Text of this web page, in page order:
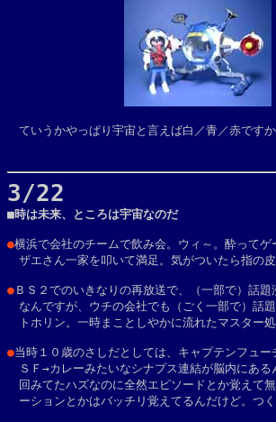
ていうかやっぱり宇宙と言えば白／青／赤です
3/22
■時は未来、ところは宇宙なのだ
●横浜で会社のチームで飲み会。ウィ～。酔ってゲ
ザエさん一家を叩いて満足。気がついたら指の皮
● ＢＳ２でのいきなりの再放送で、（一部で）話題
なんですが、ウチの会社でも（ごく一部で）話
トホリン。一時まことしやかに流れたマスター
●当時１０歳のさしだとしては、キャプテンフュ
ＳＦ→カレーみたいなシナプス連結が脳内にある
回みてたハズなのに全然エピソードとか覚えて
ーションとかはバッチリ覚えてるんだけど。つ